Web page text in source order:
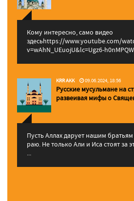
Кому интересно, само видео
здесьhttps://www.youtube.com/
v=wAhN_UEuojU&lc=Ugz6-
KRR AKK 09.06.2024, 18:56
Русские мусульмане на
pазвеивая мифы о
Пусть Аллах дарует нашим
раю. Не только Али и Иса стоят за
...